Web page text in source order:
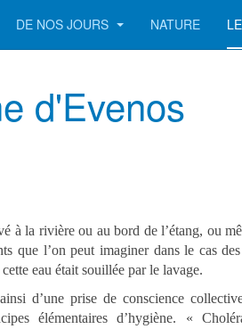
DE NOS JOURS NATURE
d'Evenos
à la rivière ou au bord de l’étang, ou
que l’on peut imaginer dans le cas
eau était souillée par le lavage.
d’une prise de conscience
élémentaires d’hygiène. «